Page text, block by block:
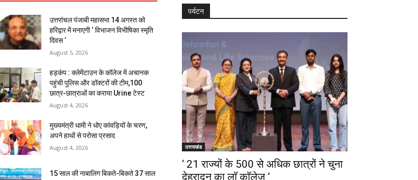
उत्तरांचल पंजाबी महासभा 14 अगस्त को
हरिद्वार में मनाएगी ‘ विभाजन विभीषिका स्मृति
दिवस ‘
August 5, 2026
हड़कंप : क्लेमेंटाउन के कॉलेज में अचानक
पहुंची पुलिस और डॉक्टरों की टीम,100
छात्र-छात्राओं का कराया Urine टेस्ट
August 4, 2026
मुख्यमंत्री धामी ने धोए कांवड़ियों के चरण,
अपने हाथों से परोसा प्रसाद
August 4, 2026
15 साल की नाबालिग बिकते-बिकते 37 साल
पर्यटन
उत्तराखंड
‘ 21 राज्यों के 500 से अधिक छात्रों ने चुना
देहरादून का लाॅ काॅलेज ‘